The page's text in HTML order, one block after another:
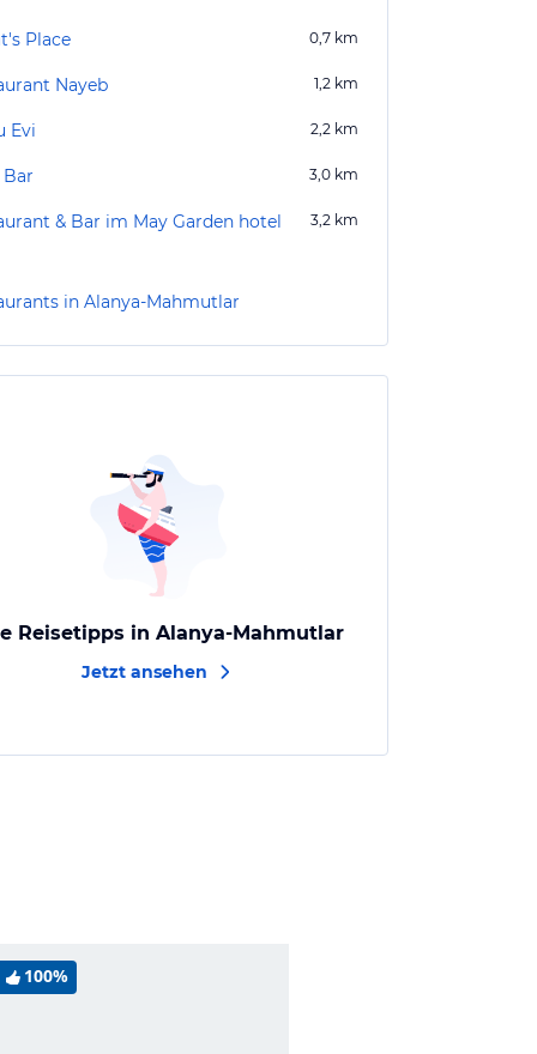
Place 0,7 km
Nayeb 1,2 km
Evi 2,2 km
Bar 3,0 km
& Bar im May Garden hotel 3,2 km
in Alanya-Mahmutlar
Reisetipps in Alanya-Mahmutlar
Jetzt ansehen
100%